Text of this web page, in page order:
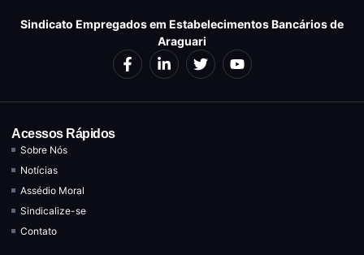
Sindicato Empregados em Estabelecimentos Bancários de
Araguari
Acessos Rápidos
Sobre Nós
Notícias
Assédio Moral
Sindicalize-se
Contato